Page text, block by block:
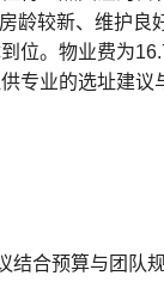
龄较新、维护良
位。物业费为
专业的选址建议
合预算与团队规